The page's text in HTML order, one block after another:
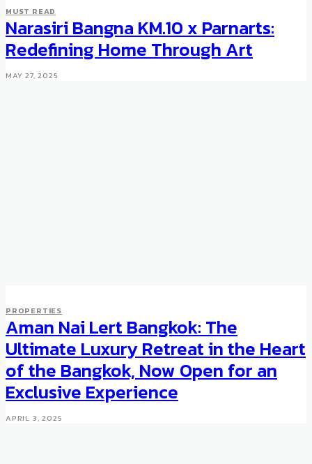
MUST READ
Narasiri Bangna KM.10 x Parnarts:
Redefining Home Through Art
MAY 27, 2025
PROPERTIES
Aman Nai Lert Bangkok: The
Ultimate Luxury Retreat in the Heart
of the Bangkok, Now Open for an
Exclusive Experience
APRIL 3, 2025